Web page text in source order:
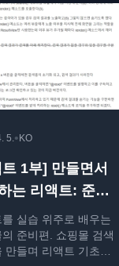
5.• KO
1부] 만들면서
는 리액트: 준비
를 실습 위주로 배우는
의 준비편. 쇼핑몰 검색
만들며 리액트 기초를